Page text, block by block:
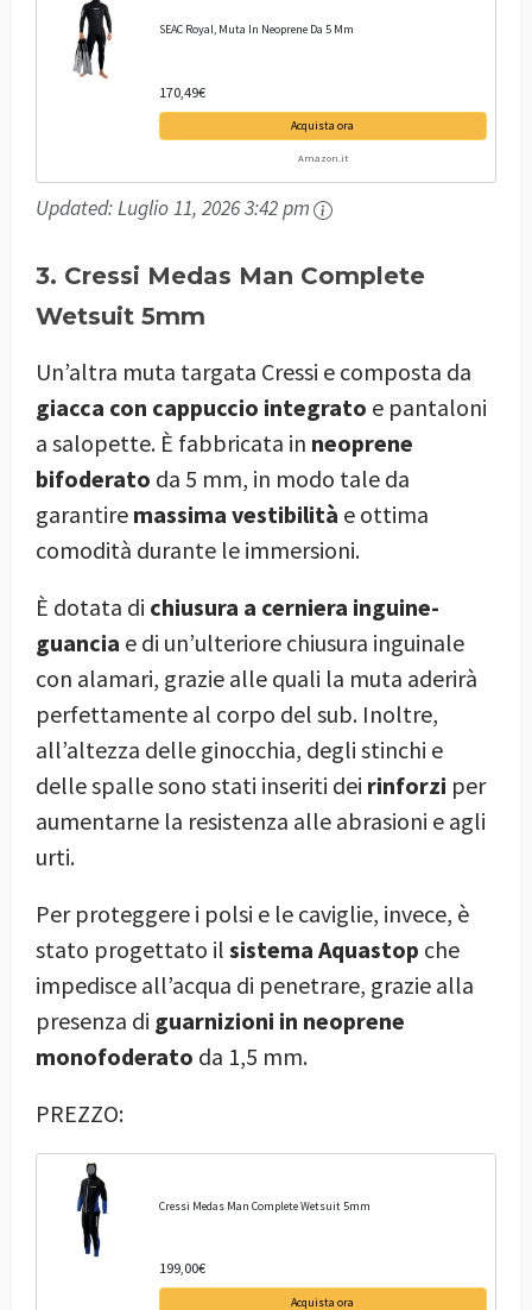
SEAC Royal, Muta In Neoprene Da 5 Mm
170,49€
Acquista ora
Amazon.it
Updated:Luglio 11, 2026 3:42 pm
3. Cressi Medas Man Complete
Wetsuit 5mm
Un’altra muta targata Cressi e composta da
giacca con cappuccio integrato e pantaloni
a salopette. È fabbricata in neoprene
bifoderato da 5 mm, in modo tale da
garantire massima vestibilità e ottima
comodità durante le immersioni.
È dotata di chiusura a cerniera inguine-
guancia e di un’ulteriore chiusura inguinale
con alamari, grazie alle quali la muta aderirà
perfettamente al corpo del sub. Inoltre,
all’altezza delle ginocchia, degli stinchi e
delle spalle sono stati inseriti dei rinforzi per
aumentarne la resistenza alle abrasioni e agli
urti.
Per proteggere i polsi e le caviglie, invece, è
stato progettato il sistema Aquastop che
impedisce all’acqua di penetrare, grazie alla
presenza di guarnizioni in neoprene
monofoderato da 1,5 mm.
PREZZO:
Cressi Medas Man Complete Wetsuit 5mm
199,00€
Acquista ora